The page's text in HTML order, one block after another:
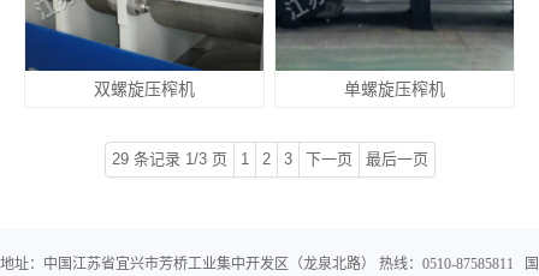
双螺旋压榨机 单螺旋压榨机
29 条记录 1/3 页 1 2 3 下一页 最后一页
地址：中国江苏省宜兴市芳桥工业集中开发区（龙泉北路） 热线：0510-87585811 国